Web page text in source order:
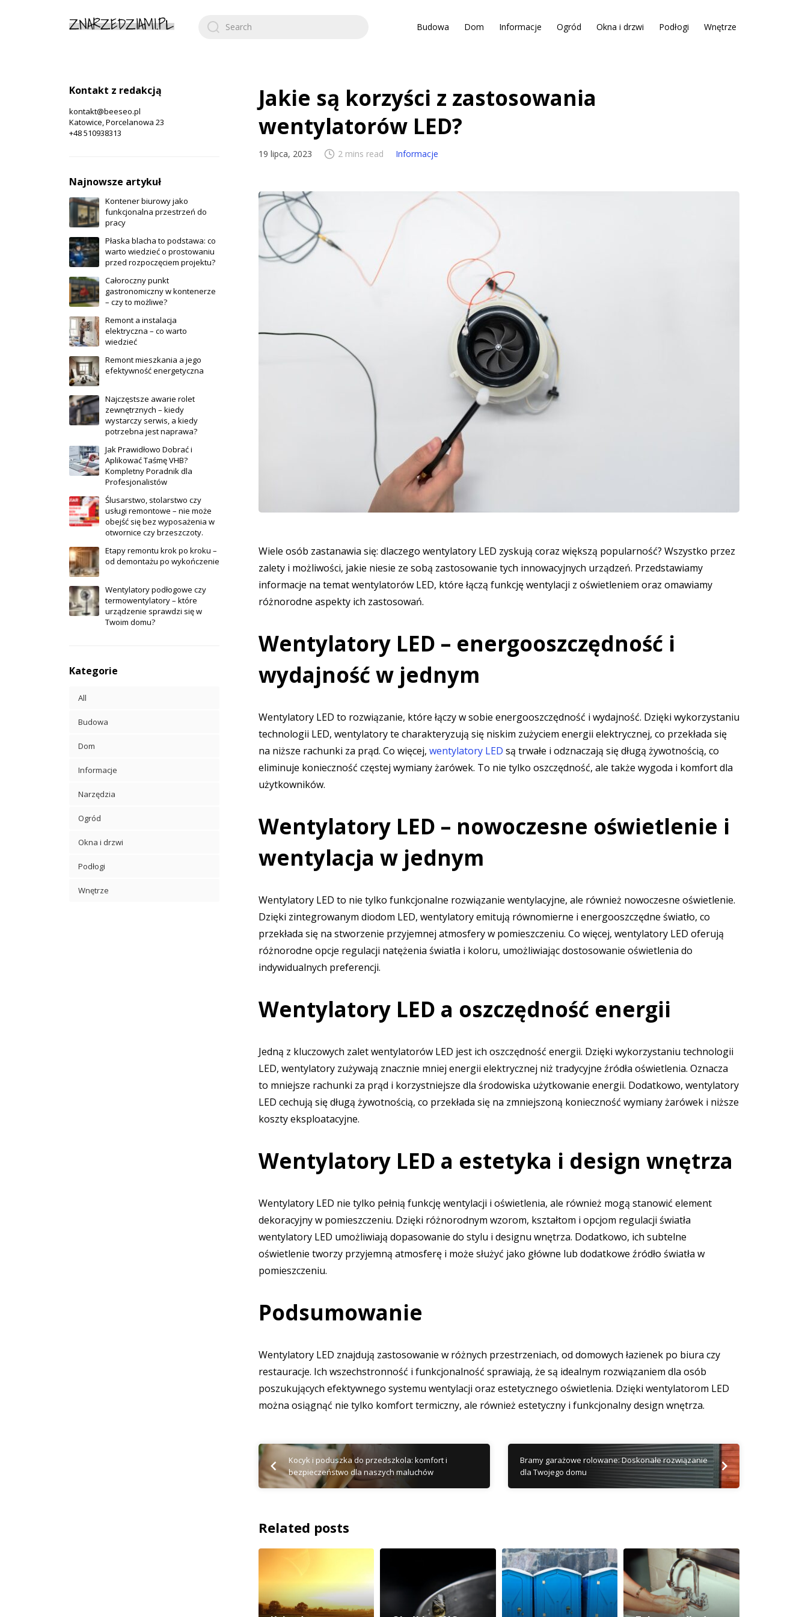
Search
for:
Budowa Dom Informacje Ogród Okna i drzwi Podłogi Wnętrze
Jakie są korzyści z zastosowania
wentylatorów LED?
19 lipca, 2023 2 mins read Informacje
Wiele osób zastanawia się: dlaczego wentylatory LED zyskują coraz większą popularność? Wszystko przez
zalety i możliwości, jakie niesie ze sobą zastosowanie tych innowacyjnych urządzeń. Przedstawiamy
informacje na temat wentylatorów LED, które łączą funkcję wentylacji z oświetleniem oraz omawiamy
różnorodne aspekty ich zastosowań.
Wentylatory LED – energooszczędność i
wydajność w jednym
Wentylatory LED to rozwiązanie, które łączy w sobie energooszczędność i wydajność. Dzięki wykorzystaniu
technologii LED, wentylatory te charakteryzują się niskim zużyciem energii elektrycznej, co przekłada się
na niższe rachunki za prąd. Co więcej, wentylatory LED są trwałe i odznaczają się długą żywotnością, co
eliminuje konieczność częstej wymiany żarówek. To nie tylko oszczędność, ale także wygoda i komfort dla
użytkowników.
Wentylatory LED – nowoczesne oświetlenie i
wentylacja w jednym
Wentylatory LED to nie tylko funkcjonalne rozwiązanie wentylacyjne, ale również nowoczesne oświetlenie.
Dzięki zintegrowanym diodom LED, wentylatory emitują równomierne i energooszczędne światło, co
przekłada się na stworzenie przyjemnej atmosfery w pomieszczeniu. Co więcej, wentylatory LED oferują
różnorodne opcje regulacji natężenia światła i koloru, umożliwiając dostosowanie oświetlenia do
indywidualnych preferencji.
Wentylatory LED a oszczędność energii
Jedną z kluczowych zalet wentylatorów LED jest ich oszczędność energii. Dzięki wykorzystaniu technologii
LED, wentylatory zużywają znacznie mniej energii elektrycznej niż tradycyjne źródła oświetlenia. Oznacza
to mniejsze rachunki za prąd i korzystniejsze dla środowiska użytkowanie energii. Dodatkowo, wentylatory
LED cechują się długą żywotnością, co przekłada się na zmniejszoną konieczność wymiany żarówek i niższe
koszty eksploatacyjne.
Wentylatory LED a estetyka i design wnętrza
Wentylatory LED nie tylko pełnią funkcję wentylacji i oświetlenia, ale również mogą stanowić element
dekoracyjny w pomieszczeniu. Dzięki różnorodnym wzorom, kształtom i opcjom regulacji światła
wentylatory LED umożliwiają dopasowanie do stylu i designu wnętrza. Dodatkowo, ich subtelne
oświetlenie tworzy przyjemną atmosferę i może służyć jako główne lub dodatkowe źródło światła w
pomieszczeniu.
Podsumowanie
Wentylatory LED znajdują zastosowanie w różnych przestrzeniach, od domowych łazienek po biura czy
restauracje. Ich wszechstronność i funkcjonalność sprawiają, że są idealnym rozwiązaniem dla osób
poszukujących efektywnego systemu wentylacji oraz estetycznego oświetlenia. Dzięki wentylatorom LED
można osiągnąć nie tylko komfort termiczny, ale również estetyczny i funkcjonalny design wnętrza.
Kocyk i poduszka do przedszkola: komfort i
bezpieczeństwo dla naszych maluchów
Bramy garażowe rolowane: Doskonałe rozwiązanie
dla Twojego domu
Related posts
Kontakt z redakcją
kontakt@beeseo.pl
Katowice, Porcelanowa 23
+48 510938313
Najnowsze artykuł
Kontener biurowy jako
funkcjonalna przestrzeń do
pracy
Płaska blacha to podstawa: co
warto wiedzieć o prostowaniu
przed rozpoczęciem projektu?
Całoroczny punkt
gastronomiczny w kontenerze
– czy to możliwe?
Remont a instalacja
elektryczna – co warto
wiedzieć
Remont mieszkania a jego
efektywność energetyczna
Najczęstsze awarie rolet
zewnętrznych – kiedy
wystarczy serwis, a kiedy
potrzebna jest naprawa?
Jak Prawidłowo Dobrać i
Aplikować Taśmę VHB?
Kompletny Poradnik dla
Profesjonalistów
Ślusarstwo, stolarstwo czy
usługi remontowe – nie może
obejść się bez wyposażenia w
otwornice czy brzeszczoty.
Etapy remontu krok po kroku –
od demontażu po wykończenie
Wentylatory podłogowe czy
termowentylatory – które
urządzenie sprawdzi się w
Twoim domu?
Kategorie
All
Budowa
Dom
Informacje
Narzędzia
Ogród
Okna i drzwi
Podłogi
Wnętrze